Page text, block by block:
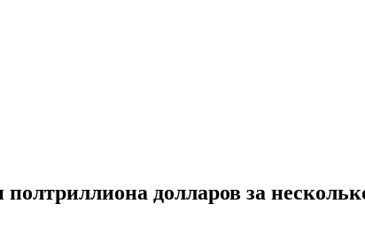
долларов за